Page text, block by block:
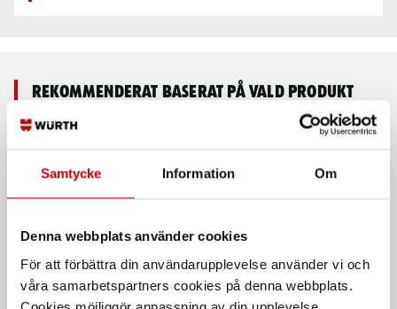
Samtycke Information Om
Denna webbplats använder cookies
För att förbättra din användarupplevelse använder vi och
våra samarbetspartners cookies på denna webbplats.
Rekommenderat baserat på vald produkt
Pallbockar 2-8 Ton
Pallbockar med quick